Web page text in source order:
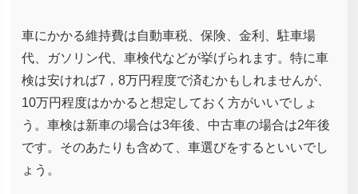
車にかかる維持費は自動車税、保険、金利、駐車場
代、ガソリン代、車検代などが挙げられます。特に車
検は安ければ7，8万円程度で済むかもしれませんが、
10万円程度はかかると想定しておく方がいいでしょ
う。車検は新車の場合は3年後、中古車の場合は2年後
です。そのあたりも含めて、車選びをするといいでし
ょう。